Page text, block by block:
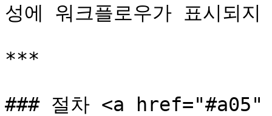
성에 워크플로우가 표시되
***
### 절차 <a